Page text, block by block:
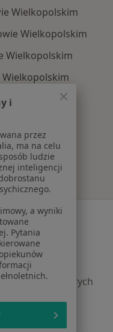
Wielkopolskim
Wielkopolskim
Wielkopolskim
leczone
których
i
przez
ma na celu
ludzie
inteligencji
a wyniki
Pytania